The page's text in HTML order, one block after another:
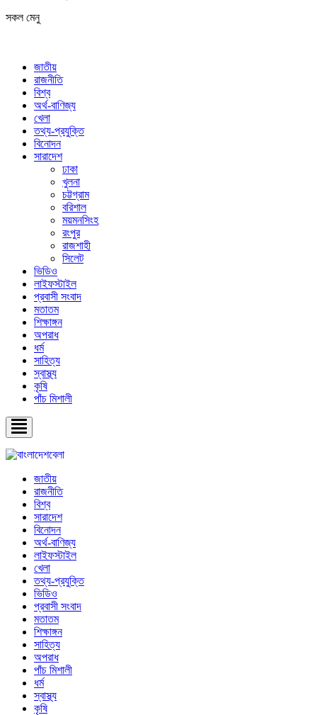
সকল মেনু
জাতীয়
রাজনীতি
বিশ্ব
অর্থ-বাণিজ্য
খেলা
তথ্য-প্রযুক্তি
বিনোদন
সারাদেশ
ঢাকা
খুলনা
চট্টগ্রাম
বরিশাল
ময়মনসিংহ
রংপুর
রাজশাহী
সিলেট
ভিডিও
লাইফস্টাইল
প্রবাসী সংবাদ
মতাতম
শিক্ষাঙ্গন
অপরাধ
ধর্ম
সাহিত্য
স্বাস্থ্য
কৃষি
পাঁচ মিশালী
জাতীয়
রাজনীতি
বিশ্ব
সারাদেশ
বিনোদন
অর্থ-বাণিজ্য
লাইফস্টাইল
খেলা
তথ্য-প্রযুক্তি
ভিডিও
প্রবাসী সংবাদ
মতাতম
শিক্ষাঙ্গন
সাহিত্য
অপরাধ
পাঁচ মিশালী
ধর্ম
স্বাস্থ্য
কৃষি